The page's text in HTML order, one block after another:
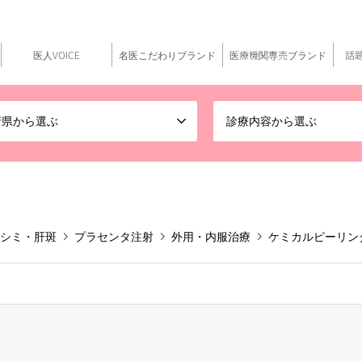
から選ぶ 診療内容から選ぶ
医人VOICE 名医こだわりブランド 医療機関専売ブランド 話
シミ・肝斑 プラセンタ注射 外用・内服治療 ケミカルピーリン